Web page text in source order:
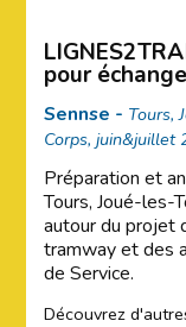
pour
Sennse - Tours,
Corps, juin&juillet
Préparation et
Tours, Joué-les-
autour du projet
tramway et des
de Service.
Découvrez